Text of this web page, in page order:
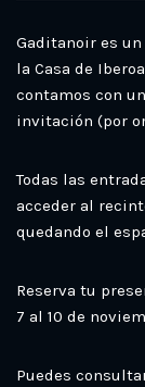
Gaditanoir es
la Casa de
contamos con
invitación (por
Todas las
acceder al
quedando el
Reserva tu
7 al 10 de
Puedes